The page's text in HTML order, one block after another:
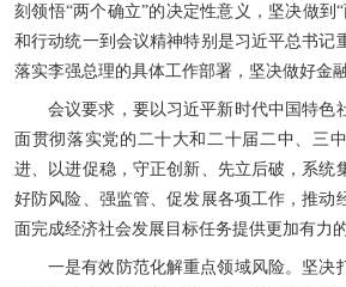
刻领悟“两个确立”的决定性意义，坚决做到
和行动统一到会议精神特别是习近平总书记
落实李强总理的具体工作部署，坚决做好金
会议要求，要以习近平新时代中国特色
面贯彻落实党的二十大和二十届二中、三
进、以进促稳，守正创新、先立后破，系统
好防风险、强监管、促发展各项工作，推动
面完成经济社会发展目标任务提供更加有力
一是有效防范化解重点领域风险。坚决